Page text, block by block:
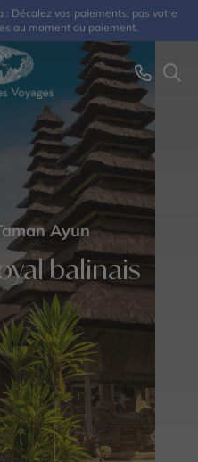
: Décalez vos paiements, pas votre
au moment du paiement.
Ayun
balinais